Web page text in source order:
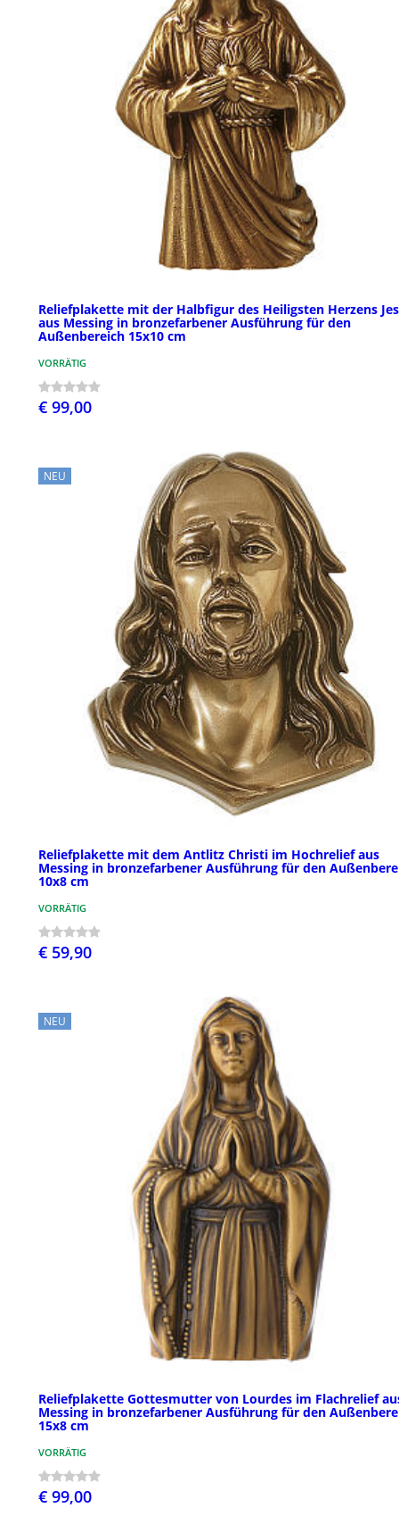
Reliefplakette mit der Halbfigur des Heiligsten Herzens
aus Messing in bronzefarbener Ausführung für den
Außenbereich 15x10 cm
VORRÄTIG
€ 99,00
NEU
Reliefplakette mit dem Antlitz Christi im Hochrelief aus
Messing in bronzefarbener Ausführung für den
10x8 cm
VORRÄTIG
€ 59,90
NEU
Reliefplakette Gottesmutter von Lourdes im Flachrelief
Messing in bronzefarbener Ausführung für den
15x8 cm
VORRÄTIG
€ 99,00